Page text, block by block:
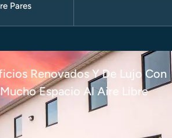
Pares
Renovados Y De Lujo Con
Mucho Espacio Al Aire Libre